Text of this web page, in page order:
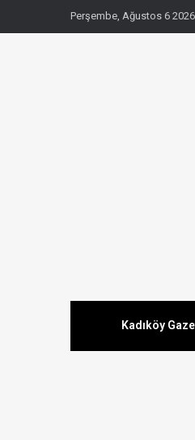
Perşembe, Ağustos 6 2026
Kadıköy